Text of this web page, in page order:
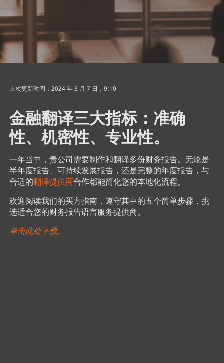
上次更新时间：2024 年 3 月 7 日，9:10
金融翻译三大指标：准确
性、机密性、专业性。
一年当中，贵公司需要制作和翻译多份财务报告。无论是
半年度报告、可持续发展报告，还是完整的年度报告，与
合适的翻译提供商合作都能简化您的本地化流程。
欢迎阅读我们的买方指南，遵守其中的五个简单步骤，挑
选适合您的财务报告语言服务提供商。
单击此处下载。